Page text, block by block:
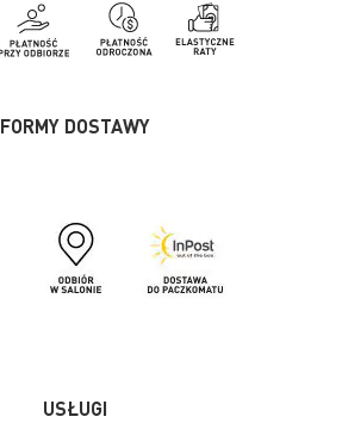
FORMY DOSTAWY
USŁUGI